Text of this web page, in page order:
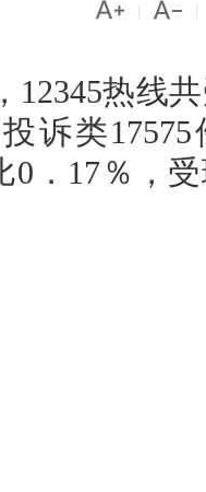
 
12345热线
诉类
0．17％，